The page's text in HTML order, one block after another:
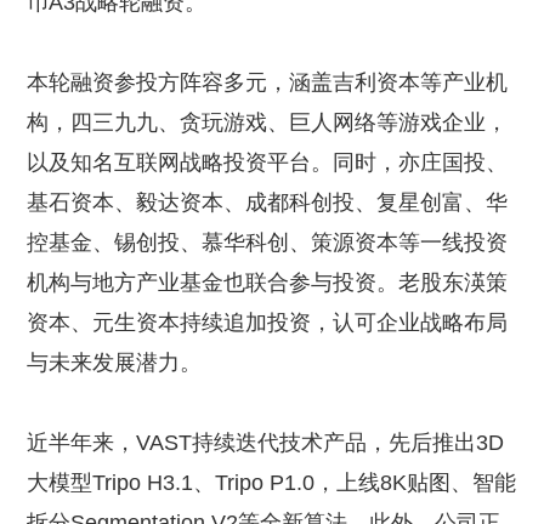
本轮融资参投方阵容多元，涵盖吉利资本等产业机
构，四三九九、贪玩游戏、巨人网络等游戏企业，
以及知名互联网战略投资平台。同时，亦庄国投、
基石资本、毅达资本、成都科创投、复星创富、华
控基金、锡创投、慕华科创、策源资本等一线投资
机构与地方产业基金也联合参与投资。老股东渶策
资本、元生资本持续追加投资，认可企业战略布局
与未来发展潜力。
近半年来，VAST持续迭代技术产品，先后推出3D
大模型Tripo H3.1、Tripo P1.0，上线8K贴图、智能